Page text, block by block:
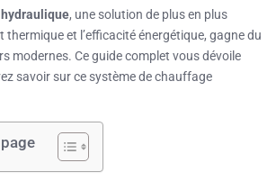
, une solution de plus en plus
thermique et l’efficacité énergétique, gagne du
modernes. Ce guide complet vous dévoile
savoir sur ce système de chauffage